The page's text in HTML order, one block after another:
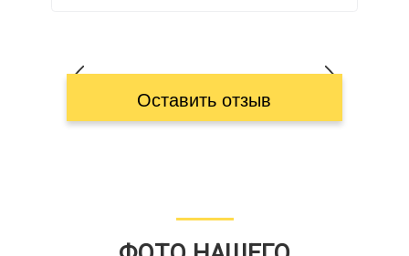
Оставить отзыв